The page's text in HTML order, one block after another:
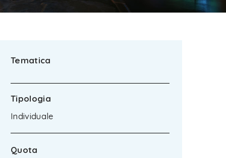
Tematica
Tipologia
Individuale
Quota